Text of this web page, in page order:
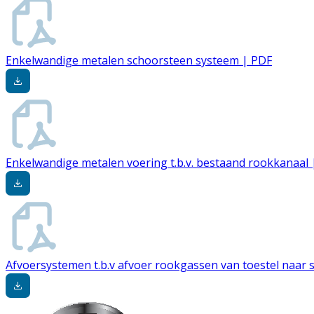
Enkelwandige metalen schoorsteen systeem | PDF
Enkelwandige metalen voering t.b.v. bestaand rookkanaal
Afvoersystemen t.b.v afvoer rookgassen van toestel naar